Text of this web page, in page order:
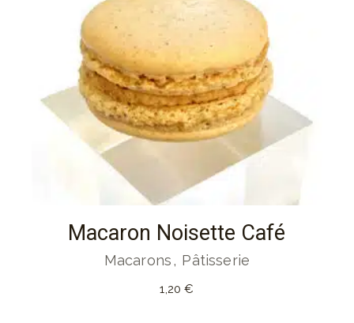
Macaron Noisette Café
Macarons Pâtisserie
1,20€